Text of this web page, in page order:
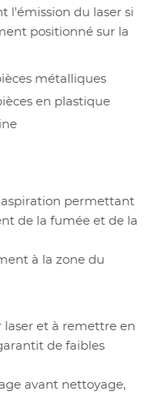
l'émission du laser si
positionné sur la
métalliques
en plastique
aspiration permettant
de la fumée et de la
à la zone du
et à remettre en
de faibles
avant nettoyage,